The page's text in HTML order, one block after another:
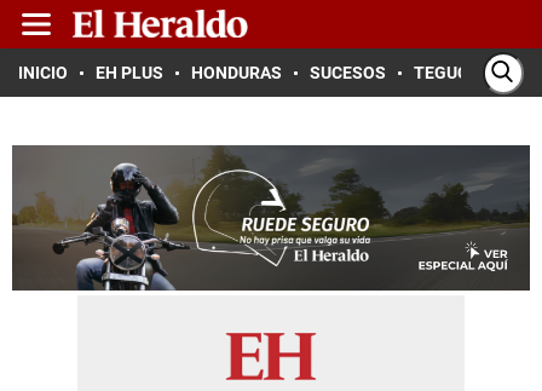
INICIO EH PLUS HONDURAS SUCESOS TEGUCIGALPA